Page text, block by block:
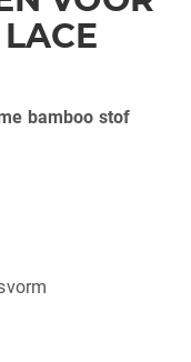
bamboo stof